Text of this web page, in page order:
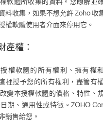
料收集，如果不想允許 Zoho 收
權軟體使用者介面來停用它。
產權：
權軟體的所有權利、擁有權
裡授予您的所有權利，盡管有
變本授權軟體的價格、特性、
期、通用性或特徵。ZOHO
銷售給您。